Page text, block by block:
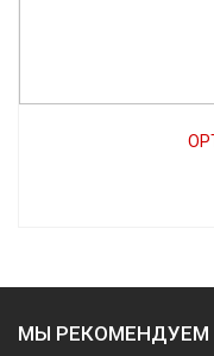
МЫ РЕКОМЕНДУЕМ